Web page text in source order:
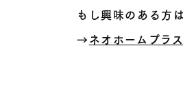
もし興味のある方
→ネオホームプラ